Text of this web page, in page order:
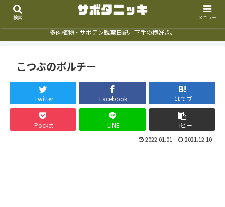
多肉植物・サボテン観察日記。下手の横好き。
こつぶのポルチー
Twitter Facebook はてブ
Pocket LINE コピー
2022.01.01 2021.12.10
検索 メニュー